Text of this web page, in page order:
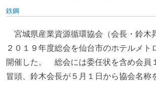
鉄鋼
宮城県産業資源循環協会（会長・鈴木
２０１９年度総会を仙台市のホテルメト
開催した。 総会には委任状を含め会員
冒頭、鈴木会長が５月１日から協会名称